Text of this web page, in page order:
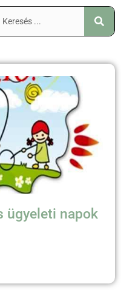
ügyeleti napok